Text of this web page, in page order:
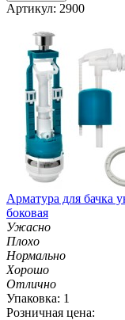
Артикул: 2900
Арматура для бачка
боковая
Ужасно
Плохо
Нормально
Хорошо
Отлично
Упаковка: 1
Розничная цена: